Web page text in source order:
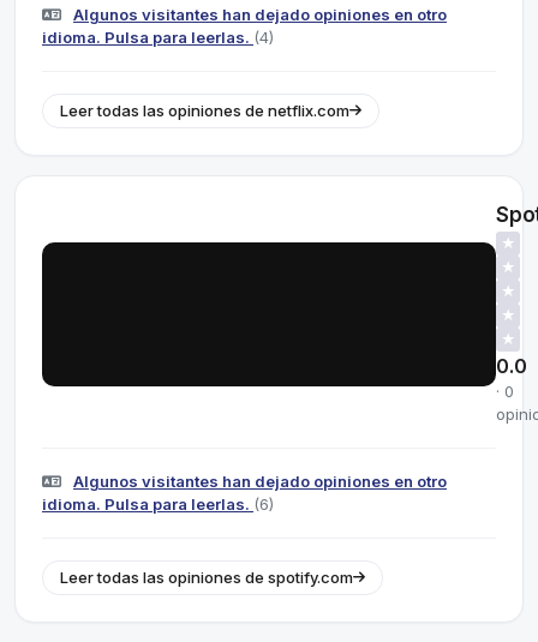
Algunos visitantes han dejado opiniones en otro
idioma. Pulsa para leerlas. (4)
Leer todas las opiniones de netflix.com
★
★
★
★
★
0.0
· 0
Algunos visitantes han dejado opiniones en otro
idioma. Pulsa para leerlas. (6)
Leer todas las opiniones de spotify.com